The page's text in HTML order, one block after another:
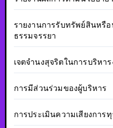
รายงานการรับทรัพย์สินหรื
ธรรมจรรยา
เจตจำนงสุจริตในการบริหา
การมีส่วนร่วมของผู้บริหาร
การประเมินความเสียงการ